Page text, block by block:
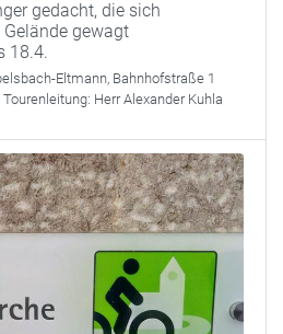
gedacht, die sich
gewagt
18.4.
Eltmann, Bahnhofstraße 1
Tourenleitung: Herr Alexander Kuhla